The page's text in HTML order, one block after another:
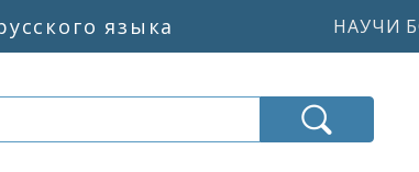
языка НАУЧИ